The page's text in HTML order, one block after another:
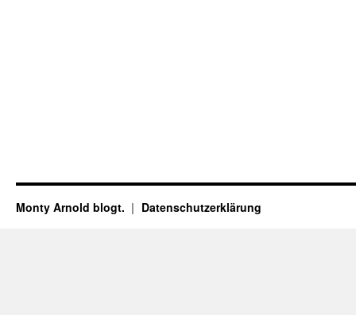
Monty Arnold blogt. Datenschutz­erklärung